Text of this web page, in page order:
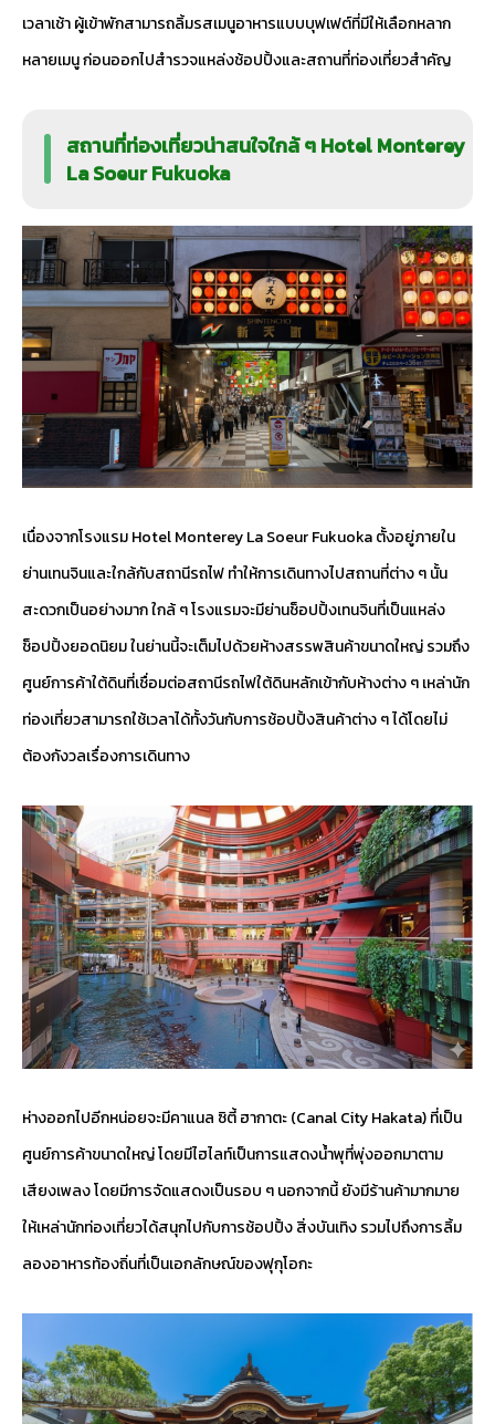
เวลาเช้า ผู้เข้าพักสามารถลิ้มรสเมนูอาหารแบบบุฟเฟต์ที่มีให้เลือกหลาก
หลายเมนู ก่อนออกไปสำรวจแหล่งช้อปปิ้งและสถานที่ท่องเที่ยวสำคัญ
สถานที่ท่องเที่ยวน่าสนใจใกล้ ๆ Hotel Monterey
La Soeur Fukuoka
เนื่องจากโรงแรม Hotel Monterey La Soeur Fukuoka ตั้งอยู่ภายใน
ย่านเทนจินและใกล้กับสถานีรถไฟ ทำให้การเดินทางไปสถานที่ต่าง ๆ นั้น
สะดวกเป็นอย่างมาก ใกล้ ๆ โรงแรมจะมีย่านช็อปปิ้งเทนจินที่เป็นแหล่ง
ช็อปปิ้งยอดนิยม ในย่านนี้จะเต็มไปด้วยห้างสรรพสินค้าขนาดใหญ่ รวมถึง
ศูนย์การค้าใต้ดินที่เชื่อมต่อสถานีรถไฟใต้ดินหลักเข้ากับห้างต่าง ๆ เหล่านัก
ท่องเที่ยวสามารถใช้เวลาได้ทั้งวันกับการช้อปปิ้งสินค้าต่าง ๆ ได้โดยไม่
ต้องกังวลเรื่องการเดินทาง
ห่างออกไปอีกหน่อยจะมีคาแนล ซิตี้ ฮากาตะ (Canal City Hakata) ที่เป็น
ศูนย์การค้าขนาดใหญ่ โดยมีไฮไลท์เป็นการแสดงน้ำพุที่พุ่งออกมาตาม
เสียงเพลง โดยมีการจัดแสดงเป็นรอบ ๆ นอกจากนี้ ยังมีร้านค้ามากมาย
ให้เหล่านักท่องเที่ยวได้สนุกไปกับการช้อปปิ้ง สิ่งบันเทิง รวมไปถึงการลิ้ม
ลองอาหารท้องถิ่นที่เป็นเอกลักษณ์ของฟุกุโอกะ